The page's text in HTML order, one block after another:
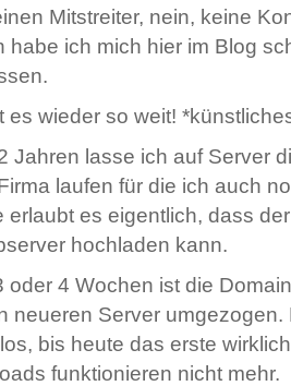
Mitstreiter, nein, keine
habe ich mich hier im Blog
es wieder so weit!
Jahren lasse ich auf Server
laufen für die ich auch
erlaubt es eigentlich, dass
hochladen kann.
oder 4 Wochen ist die
neueren Server
bis heute das erste
funktionieren nicht mehr.